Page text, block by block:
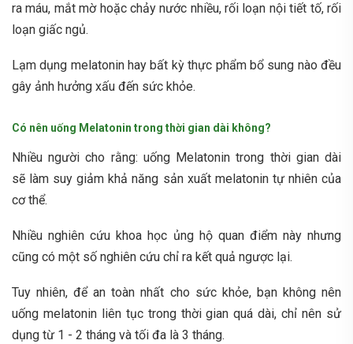
ra máu, mắt mờ hoặc chảy nước nhiều, rối loạn nội tiết tố, rối
loạn giấc ngủ.
Lạm dụng melatonin hay bất kỳ thực phẩm bổ sung nào đều
gây ảnh hưởng xấu đến sức khỏe.
Có nên uống Melatonin trong thời gian dài không?
Nhiều người cho rằng: uống Melatonin trong thời gian dài
sẽ làm suy giảm khả năng sản xuất melatonin tự nhiên của
cơ thể.
Nhiều nghiên cứu khoa học ủng hộ quan điểm này nhưng
cũng có một số nghiên cứu chỉ ra kết quả ngược lại.
Tuy nhiên, để an toàn nhất cho sức khỏe, bạn không nên
uống melatonin liên tục trong thời gian quá dài, chỉ nên sử
dụng từ 1 - 2 tháng và tối đa là 3 tháng.